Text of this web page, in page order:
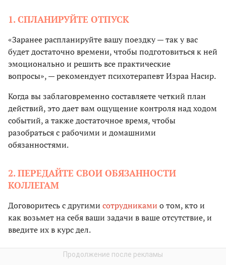
1. СПЛАНИРУЙТЕ ОТПУСК
«Заранее распланируйте вашу поездку — так у вас
будет достаточно времени, чтобы подготовиться к ней
эмоционально и решить все практические
вопросы», — рекомендует психотерапевт Израа Насир.
Когда вы заблаговременно составляете четкий план
действий, это дает вам ощущение контроля над ходом
событий, а также достаточное время, чтобы
разобраться с рабочими и домашними
обязанностями.
2. ПЕРЕДАЙТЕ СВОИ ОБЯЗАННОСТИ
КОЛЛЕГАМ
Договоритесь с другими сотрудниками о том, кто и
как возьмет на себя ваши задачи в ваше отсутствие, и
введите их в курс дел.